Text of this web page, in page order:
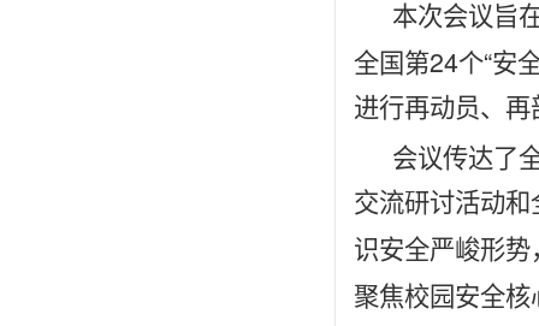
本次会议旨
全国第24个“安
进行再动员、
会议传达了
交流研讨活动
识安全严峻形
聚焦校园安全